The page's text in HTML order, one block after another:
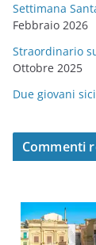
Settimana
Febbraio 2026
Straordinario
Ottobre 2025
Due giovani
Commenti